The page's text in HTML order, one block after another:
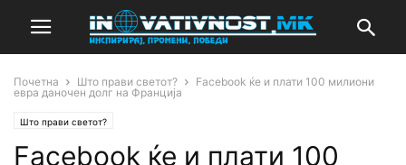
Почетна Што прави светот?
Facebook ќе и плати 100 милиони
евра даночен долг на Франција
Што прави светот?
Facebook ќе и плати 100